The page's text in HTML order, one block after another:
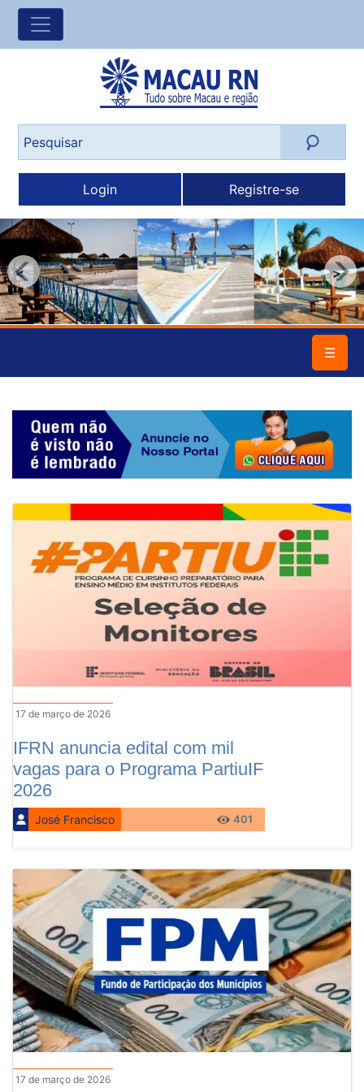
Login Registre-se
< >
☰
17 de março de 2026
IFRN anuncia edital com mil
vagas para o Programa PartiuIF
2026
José Francisco 401
17 de março de 2026